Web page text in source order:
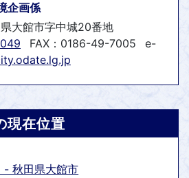
企画係
大館市字中城20番地
FAX：0186-49-7005
e-
現在位置
- 秋田県大館市